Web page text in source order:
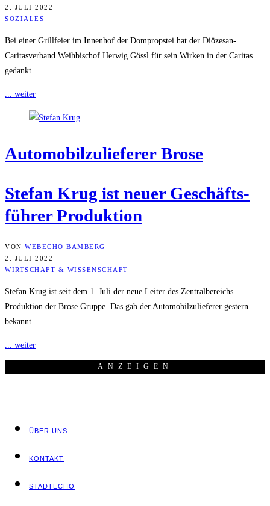
2. JULI 2022
SOZIALES
Bei einer Grillfeier im Innenhof der Dompropstei hat der Diözesan-
Caritasverband Weihbischof Herwig Gössl für sein Wirken in der Caritas
gedankt.
... weiter
Auto­mo­bil­zu­lie­fe­rer Brose
Ste­fan Krug ist neu­er Geschäfts­
füh­rer Produktion
VON WEBECHO BAMBERG
2. JULI 2022
WIRTSCHAFT & WISSENSCHAFT
Stefan Krug ist seit dem 1. Juli der neue Leiter des Zentralbereichs
Produktion der Brose Gruppe. Das gab der Automobilzulieferer gestern
bekannt.
... weiter
ANZEI­GEN
ÜBER UNS
KON­TAKT
STADT­ECHO